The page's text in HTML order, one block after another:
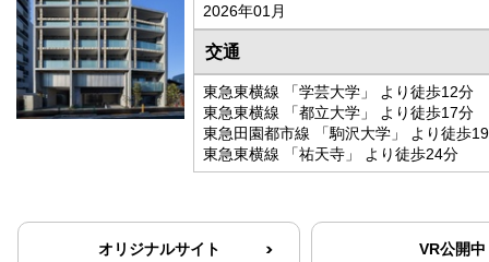
2026年01月
交通
東急東横線 「学芸大学」 より徒歩12分
東急東横線 「都立大学」 より徒歩17分
東急田園都市線 「駒沢大学」 より徒歩
東急東横線 「祐天寺」 より徒歩24分
オリジナルサイト VR公開中